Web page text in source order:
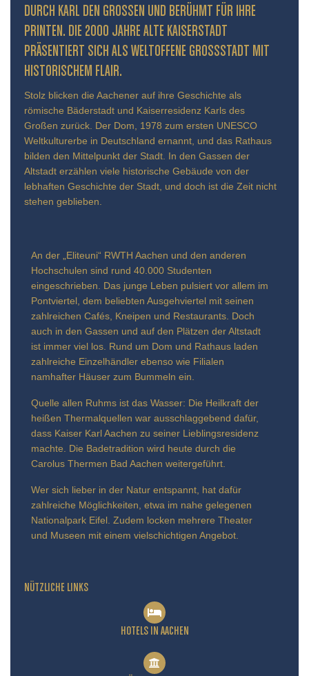
URCH KARL DEN GROSSEN UND BERÜHMT FÜR IHRE PR
INTEN. DIE 2000 JAHRE ALTE KAISERSTADT PR
ÄSENTIERT SICH ALS WELTOFFENE GROSSSTADT MIT HIS
TORISCHEM FLAIR.
Stolz blicken die Aachener auf ihre Geschichte als
römische Bäderstadt und Kaiserresidenz Karls des
Großen zurück. Der Dom, 1978 zum ersten UNESCO
Weltkulturerbe in Deutschland ernannt, und das Rathaus
bilden den Mittelpunkt der Stadt. In den Gassen der
Altstadt erzählen viele historische Gebäude von der
lebhaften Geschichte der Stadt, und doch ist die Zeit nicht
stehen geblieben.
An der „Eliteuni“ RWTH Aachen und den anderen
Hochschulen sind rund 40.000 Studenten
eingeschrieben. Das junge Leben pulsiert vor allem im
Pontviertel, dem beliebten Ausgehviertel mit seinen
zahlreichen Cafés, Kneipen und Restaurants. Doch
auch in den Gassen und auf den Plätzen der Altstadt
ist immer viel los. Rund um Dom und Rathaus laden
zahlreiche Einzelhändler ebenso wie Filialen
namhafter Häuser zum Bummeln ein.
Quelle allen Ruhms ist das Wasser: Die Heilkraft der
heißen Thermalquellen war ausschlaggebend dafür,
dass Kaiser Karl Aachen zu seiner Lieblingsresidenz
machte. Die Badetradition wird heute durch die
Carolus Thermen Bad Aachen weitergeführt.
Wer sich lieber in der Natur entspannt, hat dafür
zahlreiche Möglichkeiten, etwa im nahe gelegenen
Nationalpark Eifel. Zudem locken mehrere Theater
und Museen mit einem vielschichtigen Angebot.
NÜTZLICHE LINKS
HOTELS IN AACHEN